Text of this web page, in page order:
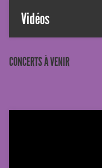
Vidéos
CONCERTS À VENIR